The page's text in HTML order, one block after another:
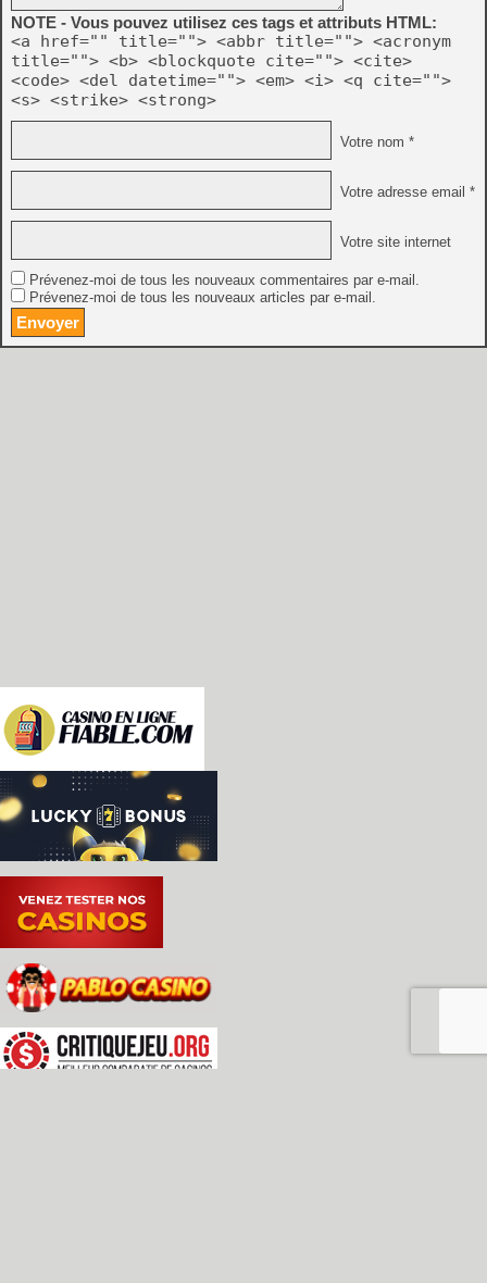
NOTE - Vous pouvez utilisez ces tags et attributs HTML:
<a href="" title=""> <abbr title=""> <acronym
title=""> <b> <blockquote cite=""> <cite>
<code> <del datetime=""> <em> <i> <q cite="">
<s> <strike> <strong>
Votre nom *
Votre adresse email *
Votre site internet
Prévenez-moi de tous les nouveaux commentaires par e-mail.
Prévenez-moi de tous les nouveaux articles par e-mail.